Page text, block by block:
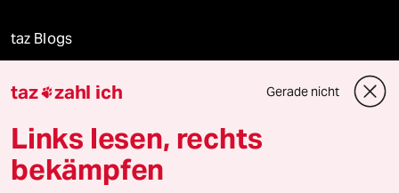
taz Blogs
taz FUTURZWEI
Le Monde diplomatique
taz Archiv
taz zahl ich Gerade nicht
Links lesen, rechts
bekämpfen